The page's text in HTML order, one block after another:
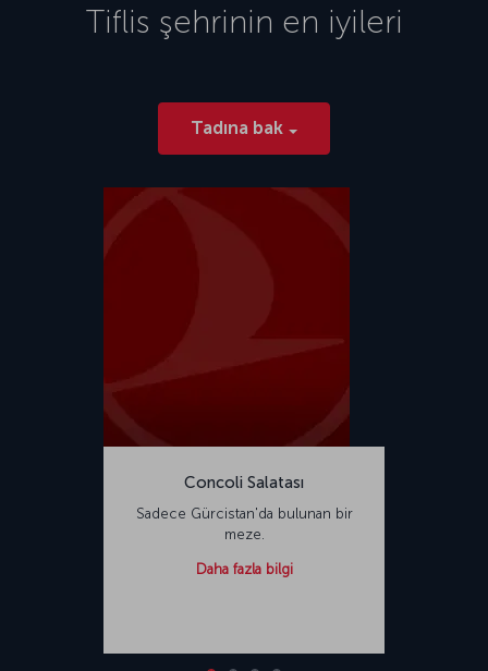
Tiflis şehrinin en iyileri
Tadına bak
Concoli Salatası
Sadece Gürcistan'da bulunan bir
meze.
Daha fazla bilgi